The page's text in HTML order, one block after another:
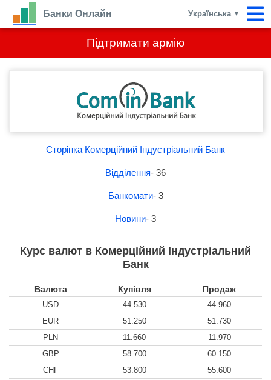
Підтримати армію
Банки Онлайн Українська ▼
Сторінка Комерційний Індустріальний Банк
Відділення- 36
Банкомати- 3
Новини- 3
Курс валют в Комерційний Індустріальний
Банк
Валюта Купівля Продаж
USD 44.530
44.960
EUR
51.250
51.730
PLN
11.660
11.970
GBP
58.700
60.150
CHF
53.800 55.600